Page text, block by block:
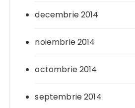
decembrie 2014
noiembrie 2014
octombrie 2014
septembrie 2014